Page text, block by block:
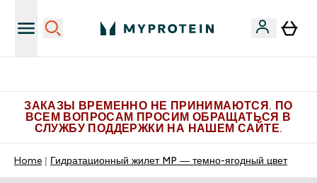
ЗАКАЗЫ ВРЕМЕННО НЕ ПРИНИМАЮТСЯ. ПО
ВСЕМ ВОПРОСАМ ПРОСИМ ОБРАЩАТЬСЯ В
СЛУЖБУ ПОДДЕРЖКИ НА НАШЕМ САЙТЕ.
Home Гидратационный жилет MP ― темно-ягодный цвет